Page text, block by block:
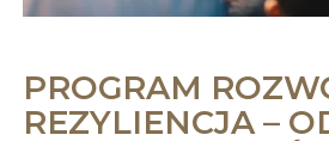
PROGRAM
REZYLIENCJA –